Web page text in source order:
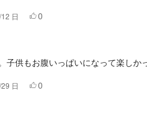
日 0
子供もお腹いっぱいになって楽しか
日 0